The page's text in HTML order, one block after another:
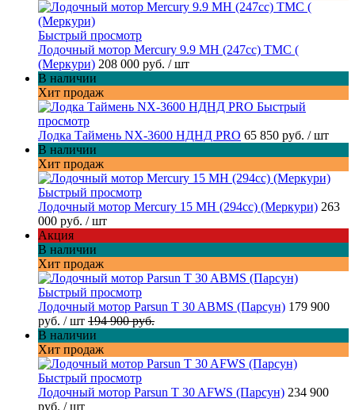
Быстрый просмотр
Лодочный мотор Mercury 9.9 МН (247cc) TMC (
(Меркури) 208 000 руб. / шт
В наличии
Хит продаж
Быстрый
просмотр
Лодка Таймень NX-3600 НДНД PRO 65 850 руб. / шт
В наличии
Хит продаж
Быстрый просмотр
Лодочный мотор Mercury 15 MH (294cc) (Меркури) 263
000 руб. / шт
Акция
В наличии
Хит продаж
Быстрый просмотр
Лодочный мотор Parsun T 30 ABMS (Парсун) 179 900
руб. / шт 194 900 руб.
В наличии
Хит продаж
Быстрый просмотр
Лодочный мотор Parsun T 30 AFWS (Парсун) 234 900
руб. / шт